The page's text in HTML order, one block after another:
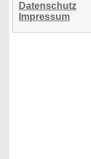
Datenschutz
Impressum